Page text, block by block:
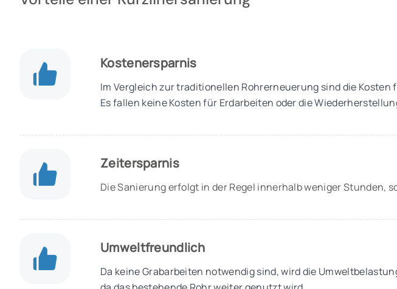
Kostenersparnis
Im Vergleich zur traditionellen Rohrerneuerung sind die
Es fallen keine Kosten für Erdarbeiten oder die
Zeitersparnis
Die Sanierung erfolgt in der Regel innerhalb weniger Stunden,
Umweltfreundlich
Da keine Grabarbeiten notwendig sind, wird die